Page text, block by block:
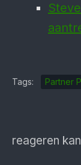
Tags: Partner
reageren